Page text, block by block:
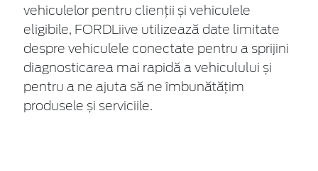
vehiculelor pentru clienții și vehiculele
eligibile, FORDLiive utilizează date limitate
despre vehiculele conectate pentru a sprijini
diagnosticarea mai rapidă a vehiculului și
pentru a ne ajuta să ne îmbunătățim
produsele și serviciile.